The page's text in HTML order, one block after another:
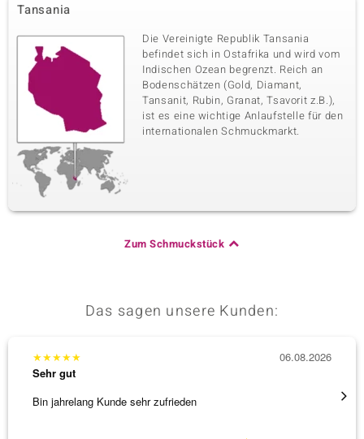
Tansania
Die Vereinigte Republik Tansania
befindet sich in Ostafrika und wird vom
Indischen Ozean begrenzt. Reich an
Bodenschätzen (Gold, Diamant,
Tansanit, Rubin, Granat, Tsavorit z.B.),
ist es eine wichtige Anlaufstelle für den
internationalen Schmuckmarkt.
Zum Schmuckstück
Das sagen unsere Kunden:
★★★★★
Sehr gut
Bin jahrelang Kunde sehr zufrieden
06.08.2026